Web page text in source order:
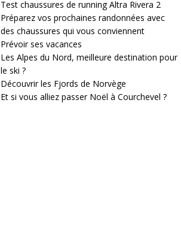
Test chaussures de running Altra Rivera 2
Préparez vos prochaines randonnées avec
des chaussures qui vous conviennent
Prévoir ses vacances
Les Alpes du Nord, meilleure destination pour
le ski ?
Découvrir les Fjords de Norvège
Et si vous alliez passer Noël à Courchevel ?